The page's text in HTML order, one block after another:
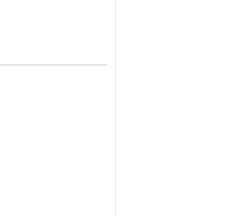
明團體的力量會
人對相同的刺激產
可以獲得團體接
德的指令時，會
什麼事，而這個
內容，事實上他
）或讀過教科
。或許他們認
疑。換言之，
艾克曼來說，
說法，或許更
疑，或縱有，
往往是在成就
識形態等等的